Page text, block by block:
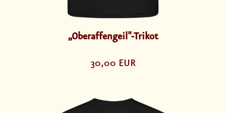
„Oberaffengeil"-Trikot
30,00 EUR